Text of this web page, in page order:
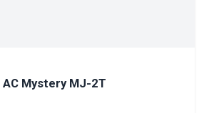
АС Mystery MJ-2T